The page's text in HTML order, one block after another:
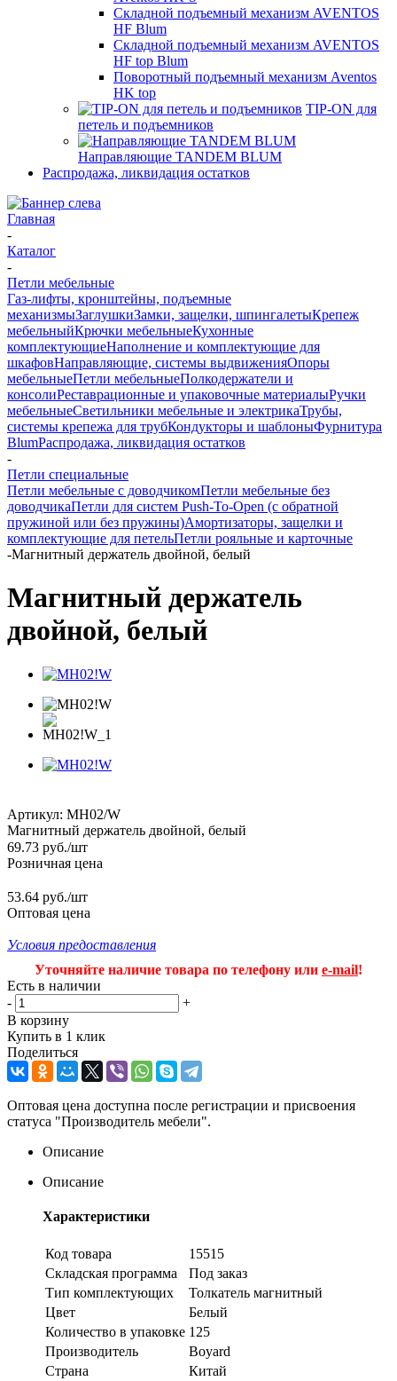
Складной подъемный механизм AVENTOS
HF Blum
Складной подъемный механизм AVENTOS
HF top Blum
Поворотный подъемный механизм Aventos
HK top
TIP-ON для
петель и подъемников
Направляющие TANDEM BLUM
Распродажа, ликвидация остатков
Главная
-
Каталог
-
Петли мебельные
Газ-лифты, кронштейны, подъемные
механизмыЗаглушкиЗамки, защелки, шпингалетыКрепеж
мебельныйКрючки мебельныеКухонные
комплектующиеНаполнение и комплектующие для
шкафовНаправляющие, системы выдвиженияОпоры
мебельныеПетли мебельныеПолкодержатели и
консолиРеставрационные и упаковочные материалыРучки
мебельныеСветильники мебельные и электрикаТрубы,
системы крепежа для трубКондукторы и шаблоныФурнитура
BlumРаспродажа, ликвидация остатков
-
Петли специальные
Петли мебельные с доводчикомПетли мебельные без
доводчикаПетли для систем Push-To-Open (с обратной
пружиной или без пружины)Амортизаторы, защелки и
комплектующие для петельПетли рояльные и карточные
-Магнитный держатель двойной, белый
Магнитный держатель
двойной, белый
Артикул: MH02/W
Магнитный держатель двойной, белый
69.73 руб./шт
Розничная цена
53.64 руб./шт
Оптовая цена
Условия предоставления
Уточняйте наличие товара по телефону или e-mail!
Есть в наличии
-
+
В корзину
Купить в 1 клик
Поделиться
Оптовая цена доступна после регистрации и присвоения
статуса "Производитель мебели".
Описание
Описание
Характеристики
Код товара
15515
Складская программа
Под заказ
Тип комплектующих
Толкатель магнитный
Цвет
Белый
Количество в упаковке 125
Производитель
Boyard
Страна
Китай